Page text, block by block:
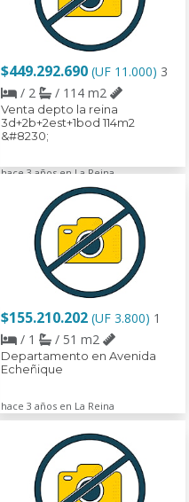
$449.292.690 (UF 11.000) 3
/ 2
/ 114 m2
Venta depto la reina
3d+2b+2est+1bod 114m2
&#8230;
hace 3 años en La Reina
$155.210.202 (UF 3.800) 1
/ 1
/ 51 m2
Departamento en Avenida
Echeñique
hace 3 años en La Reina